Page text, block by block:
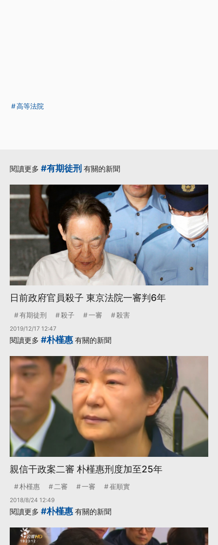
高等法院
閱讀更多 #有期徒刑 有關的新聞
日前政府官員殺子 東京法院一審判6年
有期徒刑 殺子 一審 殺害
2019/12/17 12:47
閱讀更多 #朴槿惠 有關的新聞
親信干政案二審 朴槿惠刑度加至25年
朴槿惠 二審 一審 崔順實
2018/8/24 12:49
閱讀更多 #朴槿惠 有關的新聞